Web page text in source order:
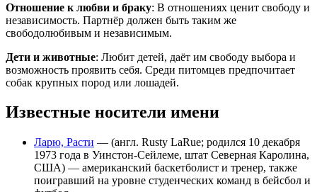
Отношение к любви и браку: В отношениях ценит свободу и
независимость. Партнёр должен быть таким же
свободолюбивым и независимым.
Дети и животные: Любит детей, даёт им свободу выбора и
возможность проявить себя. Среди питомцев предпочитает
собак крупных пород или лошадей.
Известные носители имени
Ларю, Расти — (англ. Rusty LaRue; родился 10 декабря
1973 года в Уинстон-Сейлеме, штат Северная Каролина,
США) — американский баскетболист и тренер, также
поигравший на уровне студенческих команд в бейсбол и